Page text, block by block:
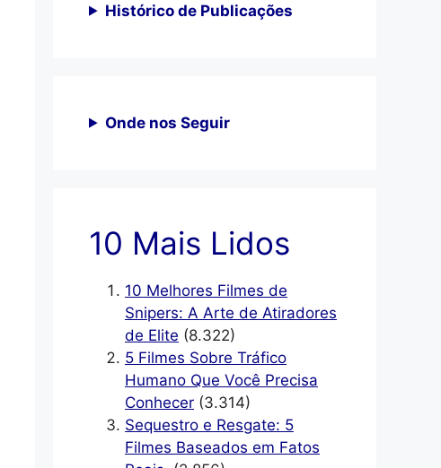
Histórico de Publicações
Onde nos Seguir
10 Mais Lidos
10 Melhores Filmes de
Snipers: A Arte de Atiradores
de Elite (8.322)
5 Filmes Sobre Tráfico
Humano Que Você Precisa
Conhecer (3.314)
Sequestro e Resgate: 5
Filmes Baseados em Fatos